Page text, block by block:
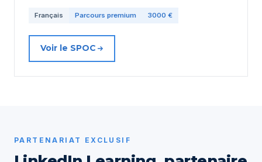
Français Parcours premium 3000 €
Voir le SPOC
PARTENARIAT EXCLUSIF